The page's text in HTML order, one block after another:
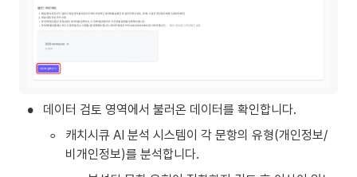
• 데이터 검토 영역에서 불러온 데이터를 확인합니다.
◦
캐치시큐 AI 분석 시스템이 각 문항의 유형(개인정보/
비개인정보)를 분석합니다.